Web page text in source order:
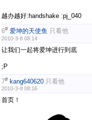
越办越好:handshake :pj_040
6# 爱坤的天使鱼 只看他
2010-3-8 08:14
让我们一起将爱坤进行到底
;P
7# kang640620 只看他
2010-3-8 08:16
首页！